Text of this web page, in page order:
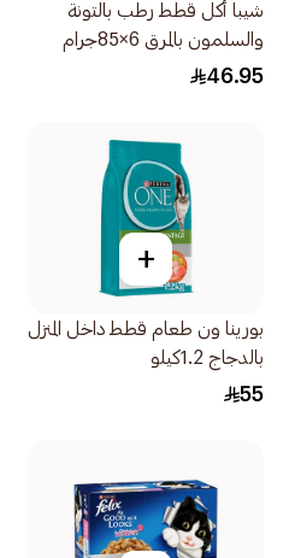
شيبا أكل قطط رطب بالتونة
والسلمون بالمرق 6×85جرام
46.95
+
بورينا ون طعام قطط داخل المنزل
بالدجاج 1.2كيلو
55